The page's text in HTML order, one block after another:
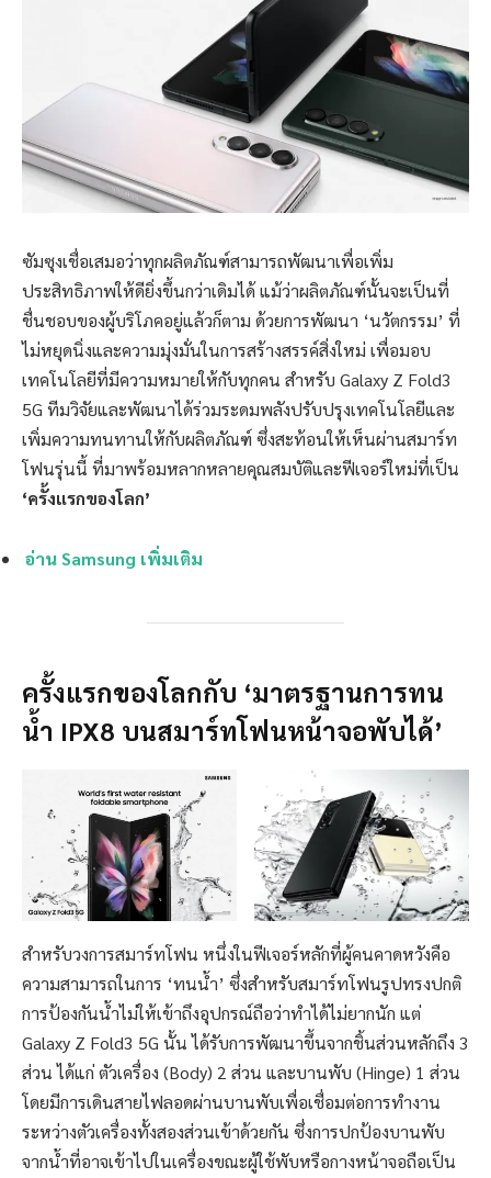
ซัมซุงเชื่อเสมอว่าทุกผลิตภัณฑ์สามารถพัฒนาเพื่อเพิ่ม
ประสิทธิภาพให้ดียิ่งขึ้นกว่าเดิมได้ แม้ว่าผลิตภัณฑ์นั้นจะเป็นที่
ชื่นชอบของผู้บริโภคอยู่แล้วก็ตาม ด้วยการพัฒนา ‘นวัตกรรม’ ที่
ไม่หยุดนิ่งและความมุ่งมั่นในการสร้างสรรค์สิ่งใหม่ เพื่อมอบ
เทคโนโลยีที่มีความหมายให้กับทุกคน สำหรับ Galaxy Z Fold3
5G ทีมวิจัยและพัฒนาได้ร่วมระดมพลังปรับปรุงเทคโนโลยีและ
เพิ่มความทนทานให้กับผลิตภัณฑ์ ซึ่งสะท้อนให้เห็นผ่านสมาร์ท
โฟนรุ่นนี้ ที่มาพร้อมหลากหลายคุณสมบัติและฟีเจอร์ใหม่ที่เป็น
‘ครั้งแรกของโลก’
อ่าน Samsung เพิ่มเติม
ครั้งแรกของโลกกับ ‘มาตรฐานการทน
น้ำ IPX8 บนสมาร์ทโฟนหน้าจอพับได้’
สำหรับวงการสมาร์ทโฟน หนึ่งในฟีเจอร์หลักที่ผู้คนคาดหวังคือ
ความสามารถในการ ‘ทนน้ำ’ ซึ่งสำหรับสมาร์ทโฟนรูปทรงปกติ
การป้องกันน้ำไม่ให้เข้าถึงอุปกรณ์ถือว่าทำได้ไม่ยากนัก แต่
Galaxy Z Fold3 5G นั้น ได้รับการพัฒนาขึ้นจากชิ้นส่วนหลักถึง 3
ส่วน ได้แก่ ตัวเครื่อง (Body) 2 ส่วน และบานพับ (Hinge) 1 ส่วน
โดยมีการเดินสายไฟลอดผ่านบานพับเพื่อเชื่อมต่อการทำงาน
ระหว่างตัวเครื่องทั้งสองส่วนเข้าด้วยกัน ซึ่งการปกป้องบานพับ
จากน้ำที่อาจเข้าไปในเครื่องขณะผู้ใช้พับหรือกางหน้าจอถือเป็น